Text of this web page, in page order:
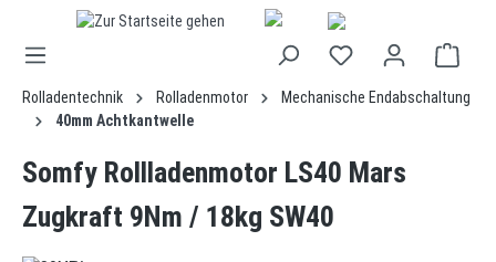
springen
Rolladentechnik Rolladenmotor
Mechanische Endabschaltung
40mm Achtkantwelle
Somfy Rollladenmotor LS40 Mars
Zugkraft 9Nm / 18kg SW40